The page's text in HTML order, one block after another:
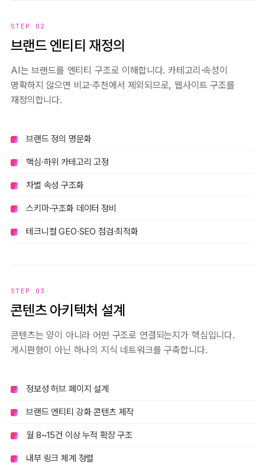
STEP 02
브랜드 엔티티 재정의
AI는 브랜드를 엔티티 구조로 이해합니다. 카테고리·속성이
명확하지 않으면 비교·추천에서 제외되므로, 웹사이트 구조를
재정의합니다.
브랜드 정의 명문화
핵심·하위 카테고리 고정
차별 속성 구조화
스키마·구조화 데이터 정비
테크니컬 GEO·SEO 점검·최적화
STEP 03
콘텐츠 아키텍처 설계
콘텐츠는 양이 아니라 어떤 구조로 연결되는지가 핵심입니다.
게시판형이 아닌 하나의 지식 네트워크를 구축합니다.
정보성 허브 페이지 설계
브랜드 엔티티 강화 콘텐츠 제작
월 8~15건 이상 누적 확장 구조
내부 링크 체계 정렬